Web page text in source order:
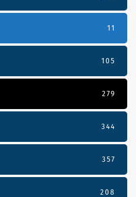
11
105
279
344
357
208